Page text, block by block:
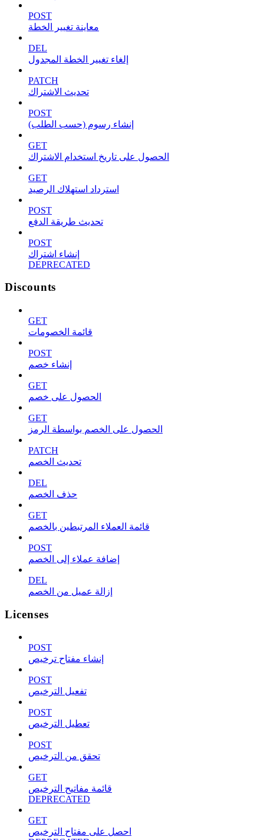
POST
معاينة تغيير الخطة
DEL
إلغاء تغيير الخطة المجدول
PATCH
تحديث الاشتراك
POST
إنشاء رسوم (حسب الطلب)
GET
الحصول على تاريخ استخدام الاشتراك
GET
استرداد استهلاك الرصيد
POST
تحديث طريقة الدفع
POST
إنشاء اشتراك
DEPRECATED
Discounts
GET
قائمة الخصومات
POST
إنشاء خصم
GET
الحصول على خصم
GET
الحصول على الخصم بواسطة الرمز
PATCH
تحديث الخصم
DEL
حذف الخصم
GET
قائمة العملاء المرتبطين بالخصم
POST
إضافة عملاء إلى الخصم
DEL
إزالة عميل من الخصم
Licenses
POST
إنشاء مفتاح ترخيص
POST
تفعيل الترخيص
POST
تعطيل الترخيص
POST
تحقق من الترخيص
GET
قائمة مفاتيح الترخيص
DEPRECATED
GET
احصل على مفتاح الترخيص